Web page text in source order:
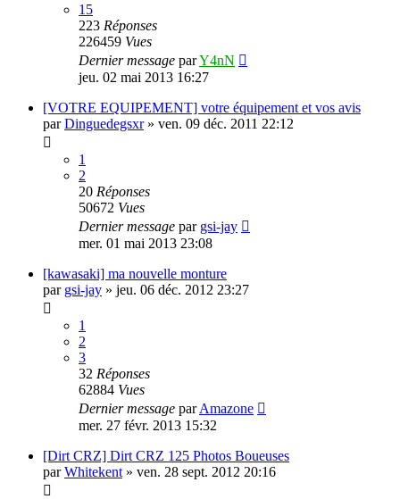
15
223 Réponses
226459 Vues
Dernier message parY4nN
jeu. 02 mai 2013 16:27
[VOTRE EQUIPEMENT] votre équipement et vos avis
parDinguedegsxr» ven. 09 déc. 2011 22:12
1
2
20 Réponses
50672 Vues
Dernier message par gsi-jay
mer. 01 mai 2013 23:08
[kawasaki] ma nouvelle monture
par gsi-jay » jeu. 06 déc. 2012 23:27
1
2
3
32 Réponses
62884 Vues
Dernier message parAmazone
mer. 27 févr. 2013 15:32
[Dirt CRZ] Dirt CRZ 125 Photos Boueuses
parWhitekent» ven. 28 sept. 2012 20:16